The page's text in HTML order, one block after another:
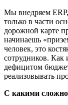
Мы внедряем
только в части
дорожной карте
начинаешь
человек, это
сотрудников. Как
дефицитом
реализовывать
С какими